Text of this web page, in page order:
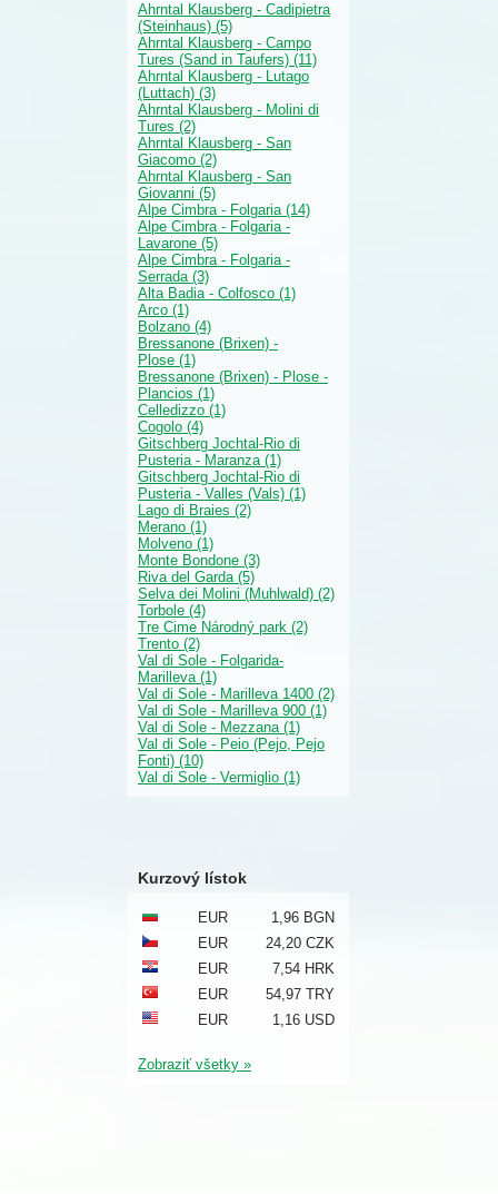
Ahrntal Klausberg - Cadipietra
(Steinhaus) (5)
Ahrntal Klausberg - Campo
Tures (Sand in Taufers) (11)
Ahrntal Klausberg - Lutago
(Luttach) (3)
Ahrntal Klausberg - Molini di
Tures (2)
Ahrntal Klausberg - San
Giacomo (2)
Ahrntal Klausberg - San
Giovanni (5)
Alpe Cimbra - Folgaria (14)
Alpe Cimbra - Folgaria -
Lavarone (5)
Alpe Cimbra - Folgaria -
Serrada (3)
Alta Badia - Colfosco (1)
Arco (1)
Bolzano (4)
Bressanone (Brixen) -
Plose (1)
Bressanone (Brixen) - Plose -
Plancios (1)
Celledizzo (1)
Cogolo (4)
Gitschberg Jochtal-Rio di
Pusteria - Maranza (1)
Gitschberg Jochtal-Rio di
Pusteria - Valles (Vals) (1)
Lago di Braies (2)
Merano (1)
Molveno (1)
Monte Bondone (3)
Riva del Garda (5)
Selva dei Molini (Muhlwald) (2)
Torbole (4)
Tre Cime Národný park (2)
Trento (2)
Val di Sole - Folgarida-
Marilleva (1)
Val di Sole - Marilleva 1400 (2)
Val di Sole - Marilleva 900 (1)
Val di Sole - Mezzana (1)
Val di Sole - Peio (Pejo, Pejo
Fonti) (10)
Val di Sole - Vermiglio (1)
Kurzový lístok
EUR
1,96 BGN
EUR
24,20 CZK
EUR
7,54 HRK
EUR
54,97 TRY
EUR
1,16 USD
Zobraziť všetky »